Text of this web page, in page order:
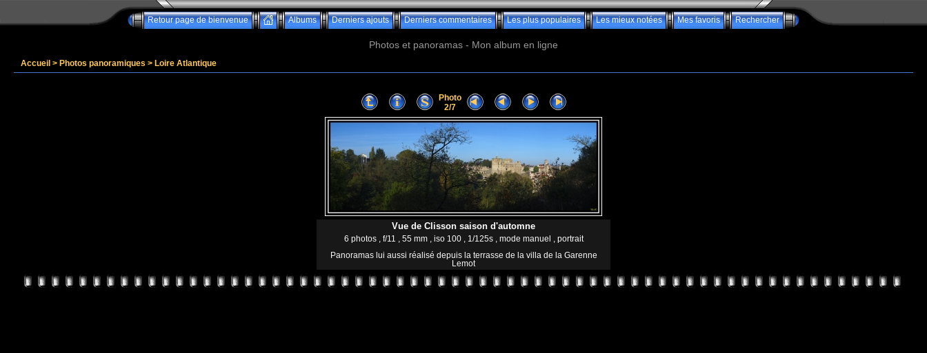
Retour page de bienvenue Albums Derniers ajouts Derniers commentaires Les plus populaires Les mieux notées Mes favoris Rechercher
Photos et panoramas - Mon album en ligne
Accueil > Photos panoramiques > Loire Atlantique
Photo
2/7
Vue de Clisson saison d'automne
6 photos , f/11 , 55 mm , iso 100 , 1/125s , mode manuel , portrait
Panoramas lui aussi réalisé depuis la terrasse de la villa de la Garenne
Lemot